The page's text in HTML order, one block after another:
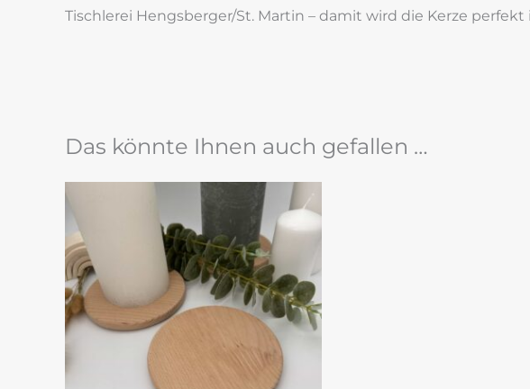
Tischlerei Hengsberger/St. Martin – damit wird die Kerze perfekt
Das könnte Ihnen auch gefallen …